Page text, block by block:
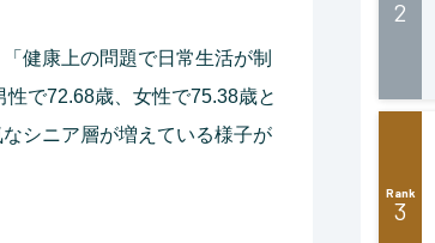
健康上の問題で日常生活が制
で72.68歳、女性で75.38歳と
シニア層が増えている様子が
2
Rank
3